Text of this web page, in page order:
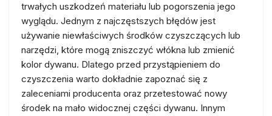
trwałych uszkodzeń materiału lub pogorszenia jego
wyglądu. Jednym z najczęstszych błędów jest
używanie niewłaściwych środków czyszczących lub
narzędzi, które mogą zniszczyć włókna lub zmienić
kolor dywanu. Dlatego przed przystąpieniem do
czyszczenia warto dokładnie zapoznać się z
zaleceniami producenta oraz przetestować nowy
środek na mało widocznej części dywanu. Innym